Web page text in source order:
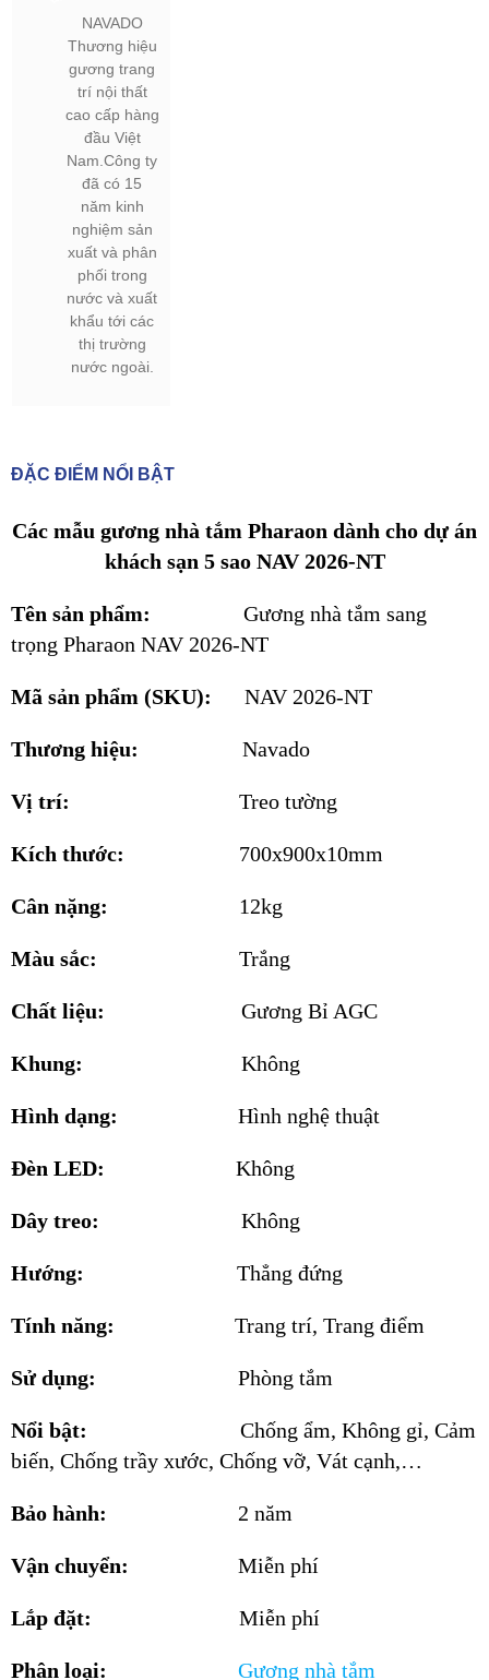
NAVADO
Thương hiệu
gương trang
trí nội thất
cao cấp hàng
đầu Việt
Nam.Công ty
đã có 15
năm kinh
nghiệm sản
xuất và phân
phối trong
nước và xuất
khẩu tới các
thị trường
nước ngoài.
ĐẶC ĐIỂM NỔI BẬT
Các mẫu gương nhà tắm Pharaon dành cho dự án
khách sạn 5 sao NAV 2026-NT
Tên sản phẩm: Gương nhà tắm sang
trọng Pharaon NAV 2026-NT
Mã sản phẩm (SKU): NAV 2026-NT
Thương hiệu: Navado
Vị trí: Treo tường
Kích thước: 700x900x10mm
Cân nặng: 12kg
Màu sắc: Trắng
Chất liệu: Gương Bỉ AGC
Khung: Không
Hình dạng: Hình nghệ thuật
Đèn LED: Không
Dây treo: Không
Hướng: Thẳng đứng
Tính năng: Trang trí, Trang điểm
Sử dụng: Phòng tắm
Nổi bật: Chống ẩm, Không gỉ, Cảm
biến, Chống trầy xước, Chống vỡ, Vát cạnh,…
Bảo hành: 2 năm
Vận chuyển: Miễn phí
Lắp đặt: Miễn phí
Phân loại: Gương nhà tắm